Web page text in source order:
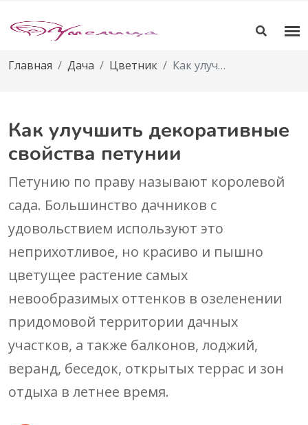
Главная Дача Цветник Как улучшить декоративные свойства петунии
Как улучшить декоративные
свойства петунии
Петунию по праву называют королевой
сада. Большинство дачников с
удовольствием используют это
неприхотливое, но красиво и пышно
цветущее растение самых
невообразимых оттенков в озеленении
придомовой территории дачных
участков, а также балконов, лоджий,
веранд, беседок, открытых террас и зон
отдыха в летнее время.